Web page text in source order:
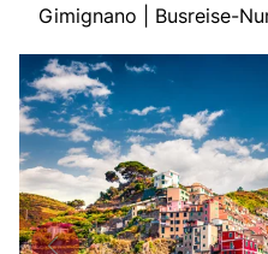
Start
Tagesfahrten
Mehrtagesfahrten
Bus mieten
Katalog anfordern
Gimignano | Busreise-